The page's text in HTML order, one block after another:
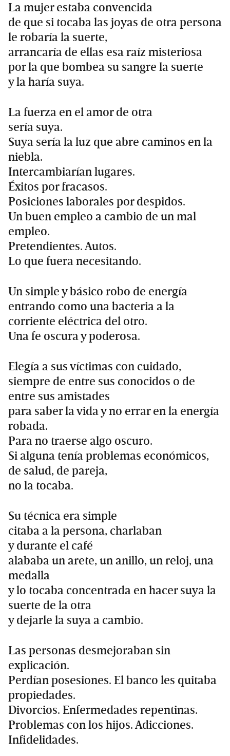
La mujer estaba convencida
de que si tocaba las joyas de otra persona
le robaría la suerte,
arrancaría de ellas esa raíz misteriosa
por la que bombea su sangre la suerte
y la haría suya.
La fuerza en el amor de otra
sería suya.
Suya sería la luz que abre caminos en la
niebla.
Intercambiarían lugares.
Éxitos por fracasos.
Posiciones laborales por despidos.
Un buen empleo a cambio de un mal
empleo.
Pretendientes. Autos.
Lo que fuera necesitando.
Un simple y básico robo de energía
entrando como una bacteria a la
corriente eléctrica del otro.
Una fe oscura y poderosa.
Elegía a sus víctimas con cuidado,
siempre de entre sus conocidos o de
entre sus amistades
para saber la vida y no errar en la energía
robada.
Para no traerse algo oscuro.
Si alguna tenía problemas económicos,
de salud, de pareja,
no la tocaba.
Su técnica era simple
citaba a la persona, charlaban
y durante el café
alababa un arete, un anillo, un reloj, una
medalla
y lo tocaba concentrada en hacer suya la
suerte de la otra
y dejarle la suya a cambio.
Las personas desmejoraban sin
explicación.
Perdían posesiones. El banco les quitaba
propiedades.
Divorcios. Enfermedades repentinas.
Problemas con los hijos. Adicciones.
Infidelidades.